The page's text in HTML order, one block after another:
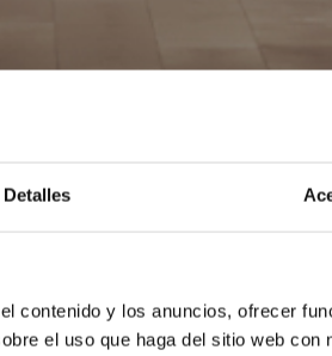
Detalles
contenido y los anuncios, ofrecer
el uso que haga del sitio web con